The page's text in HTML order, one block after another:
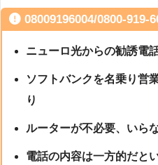
08009196004/0800-919-
ニューロ光からの勧誘電
ソフトバンクを名乗り営
り
ルーターが不必要、いら
電話の内容は一方的だと